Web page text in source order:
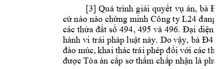
[3] Quá trình giải quyết vụ án, bà Đ7
cứ nào nào chứng minh Công ty L24 đang
các thửa đất số 494, 495 và 496. Đại diện
hành vi trái pháp luật này. Do vậy, bà Đ4
đào múc, khai thác trái phép đối với các
được Tòa án cấp sơ thẩm chấp nhận là phù